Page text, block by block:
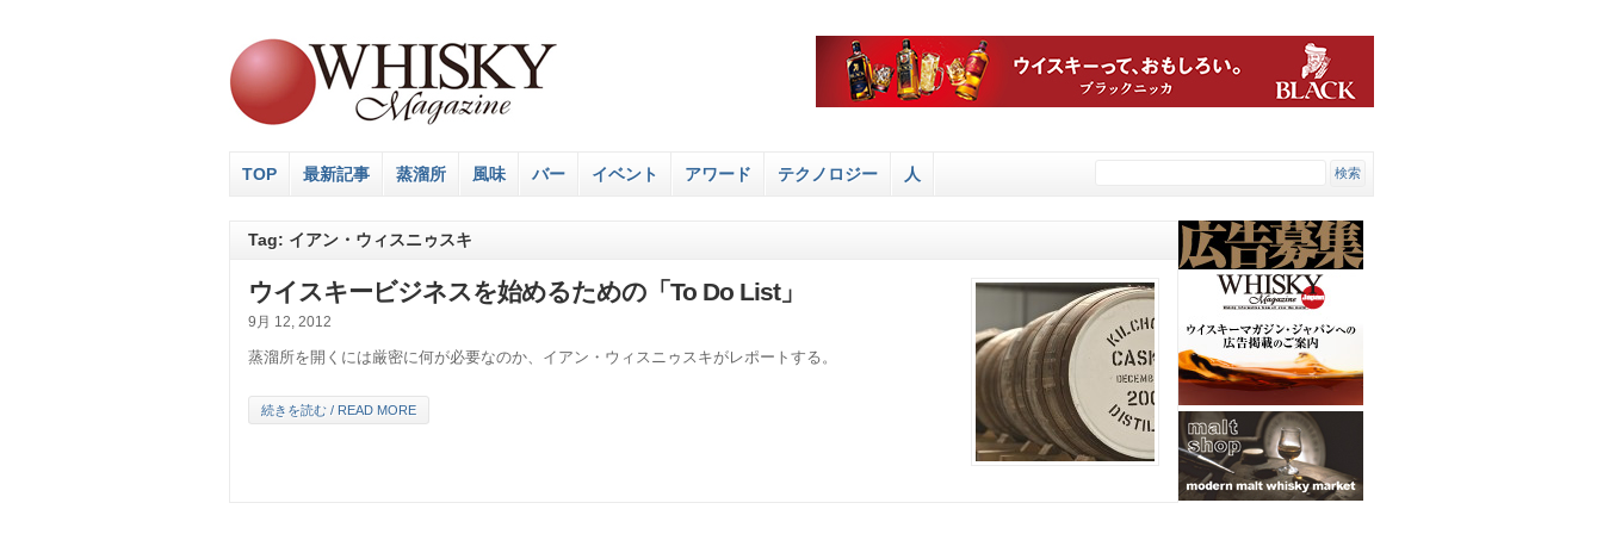
TOP 最新記事 蒸溜所 風味 バー イベント アワード テクノロジー 人
Tag: イアン・ウィスニゥスキ
ウイスキービジネスを始めるための「To Do List」
9月 12, 2012
蒸溜所を開くには厳密に何が必要なのか、イアン・ウィスニゥスキがレポートする。
続きを読む / READ MORE